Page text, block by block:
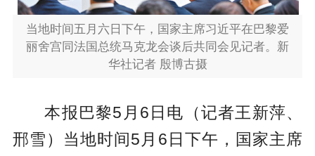
当地时间五月六日下午，国家主席习近平在巴黎爱
丽舍宫同法国总统马克龙会谈后共同会见记者。 新
华社记者 殷博古摄
本报巴黎5月6日电（记者王新萍、
邢雪）当地时间5月6日下午，国家主席